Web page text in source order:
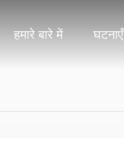
हमारे बारे में घटनाएँ